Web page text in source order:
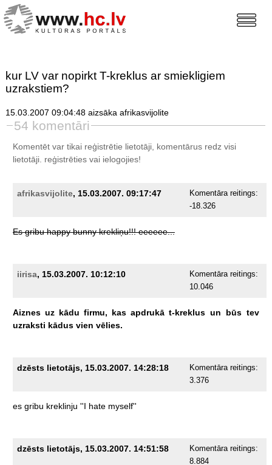
kur LV var nopirkt T-kreklus ar smiekligiem
uzrakstiem?
15.03.2007 09:04:48 aizsāka afrikasvijolite
54 komentāri
Komentēt var tikai reģistrētie lietotāji, komentārus redz visi
lietotāji. reģistrētiesvai ielogojies!
afrikasvijolite, 15.03.2007. 09:17:47
Komentāra reitings:
-18.326
Es gribu happy bunny krekliņu!!! eeeeee...
iirisa, 15.03.2007. 10:12:10
Komentāra reitings:
10.046
Aiznes uz kādu firmu, kas apdrukā t-kreklus un būs tev
uzraksti kādus vien vēlies.
dzēsts lietotājs, 15.03.2007. 14:28:18
Komentāra reitings:
3.376
es gribu kreklinju ''I hate myself''
dzēsts lietotājs, 15.03.2007. 14:51:58
Komentāra reitings:
8.884